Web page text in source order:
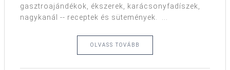
gasztroajándékok, ékszerek, karácsonyfadíszek,
nagykanál -- receptek és sütemények. ...
OLVASS TOVÁBB